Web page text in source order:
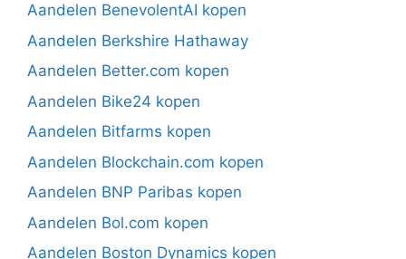
Aandelen BenevolentAI kopen
Aandelen Berkshire Hathaway
Aandelen Better.com kopen
Aandelen Bike24 kopen
Aandelen Bitfarms kopen
Aandelen Blockchain.com kopen
Aandelen BNP Paribas kopen
Aandelen Bol.com kopen
Aandelen Boston Dynamics kopen